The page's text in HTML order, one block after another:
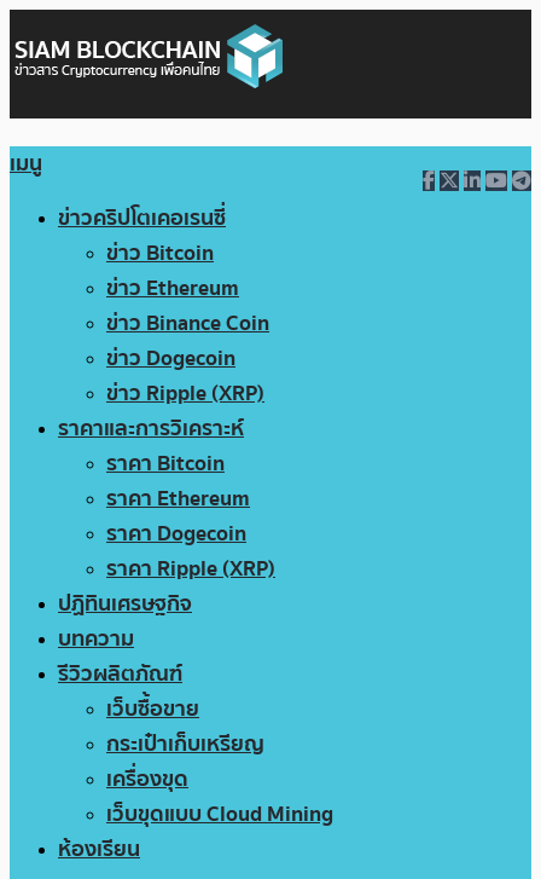
เมนู
ข่าวคริปโตเคอเรนซี่
ข่าว Bitcoin
ข่าว Ethereum
ข่าว Binance Coin
ข่าว Dogecoin
ข่าว Ripple (XRP)
ราคาและการวิเคราะห์
ราคา Bitcoin
ราคา Ethereum
ราคา Dogecoin
ราคา Ripple (XRP)
ปฏิทินเศรษฐกิจ
บทความ
รีวิวผลิตภัณฑ์
เว็บซื้อขาย
กระเป๋าเก็บเหรียญ
เครื่องขุด
เว็บขุดแบบ Cloud Mining
ห้องเรียน